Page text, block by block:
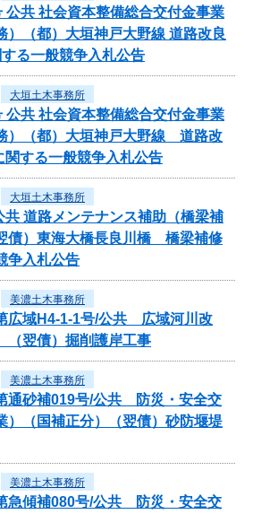
公共 社会資本整備総合交付金事業
）（都）大垣神戸大野線 道路改良
る一般競争入札公告
大垣土木事務所
公共 社会資本整備総合交付金事業
）（都）大垣神戸大野線 道路改
関する一般競争入札公告
大垣土木事務所
共 道路メンテナンス補助（橋梁補
債）東海大橋長良川橋 橋梁補修
争入札公告
美濃土木事務所
広域H4-1-1号/公共 広域河川改
（翌債）掘削護岸工事
美濃土木事務所
通砂補019号/公共 防災・安全交
）（国補正分）（翌債）砂防堰堤
美濃土木事務所
急傾補080号/公共 防災・安全交